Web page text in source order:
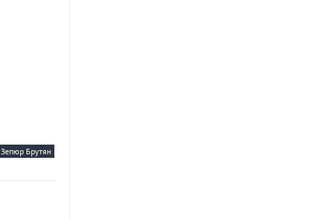
Зепюр Брутян